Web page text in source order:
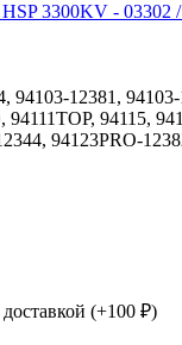
94103-12381,
94111TOP, 94115,
94123PRO-
(+100 ₽)